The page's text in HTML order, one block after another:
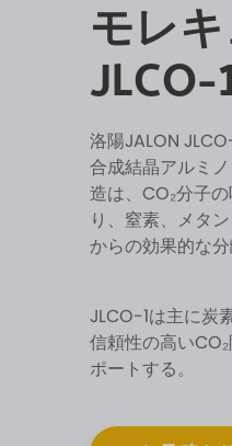
モレ
JLCO-
洛陽JALON
合成結晶アルミ
造は、CO₂分子
り、窒素、メタ
からの効果的な分
JLCO-1は主に炭
信頼性の高い
ポートする。